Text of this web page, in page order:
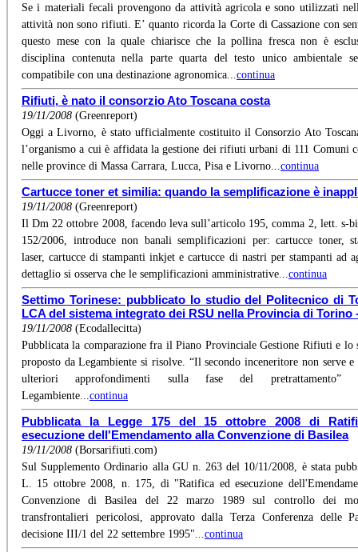
Se i materiali fecali provengono da attività agricola e sono utilizzati
attività non sono rifiuti. E’ quanto ricorda la Corte di Cassazione con
questo mese con la quale chiarisce che la pollina fresca non è
disciplina contenuta nella parte quarta del testo unico ambientale
compatibile con una destinazione agronomica...continua
Rifiuti, è nato il consorzio Ato Toscana costa
19/11/2008 (Greenreport)
Oggi a Livorno, è stato ufficialmente costituito il Consorzio Ato
l’organismo a cui è affidata la gestione dei rifiuti urbani di 111 Comuni
nelle province di Massa Carrara, Lucca, Pisa e Livorno...continua
Cartucce toner et similia: quando la semplificazione è
19/11/2008 (Greenreport)
Il Dm 22 ottobre 2008, facendo leva sull’articolo 195, comma 2, lett. s-
152/2006, introduce non banali semplificazioni per: cartucce toner,
laser, cartucce di stampanti inkjet e cartucce di nastri per stampanti ad
dettaglio si osserva che le semplificazioni amministrative...continua
Settimo Torinese: pubblicato lo studio del Politecnico di
LCA del sistema integrato dei RSU nella Provincia di Torino
19/11/2008 (Ecodallecitta)
Pubblicata la comparazione fra il Piano Provinciale Gestione Rifiuti e lo
proposto da Legambiente si risolve. “Il secondo inceneritore non serve e
ulteriori approfondimenti sulla fase del pretrattamento”
Legambiente...continua
Pubblicata la Legge 175 del 15 ottobre 2008 di
esecuzione dell'Emendamento alla Convenzione di Basilea
19/11/2008 (Borsarifiuti.com)
Sul Supplemento Ordinario alla GU n. 263 del 10/11/2008, è stata
L. 15 ottobre 2008, n. 175, di "Ratifica ed esecuzione
Convenzione di Basilea del 22 marzo 1989 sul controllo dei
transfrontalieri pericolosi, approvato dalla Terza Conferenza delle
decisione III/1 del 22 settembre 1995"...continua